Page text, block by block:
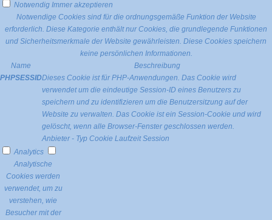
Notwendig Immer akzeptieren
Notwendige Cookies sind für die ordnungsgemäße Funktion der Website
erforderlich. Diese Kategorie enthält nur Cookies, die grundlegende Funktionen
und Sicherheitsmerkmale der Website gewährleisten. Diese Cookies speichern
keine persönlichen Informationen.
Name
Beschreibung
PHPSESSIDDieses Cookie ist für PHP-Anwendungen. Das Cookie wird
verwendet um die eindeutige Session-ID eines Benutzers zu
speichern und zu identifizieren um die Benutzersitzung auf der
Website zu verwalten. Das Cookie ist ein Session-Cookie und wird
gelöscht, wenn alle Browser-Fenster geschlossen werden.
Anbieter - Typ Cookie Laufzeit Session
Analytics
Analytische
Cookies werden
verwendet, um zu
verstehen, wie
Besucher mit der